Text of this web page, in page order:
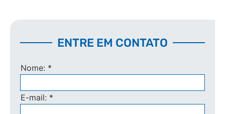
ENTRE EM CONTATO
Nome: *
E-mail: *